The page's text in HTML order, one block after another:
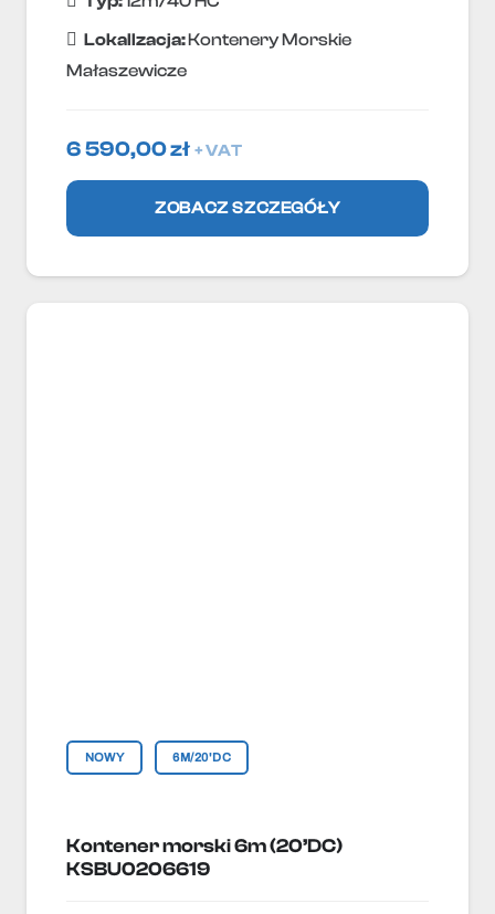
Lokallzacja:Kontenery Morskie
Małaszewicze
6 590,00zł + VAT
ZOBACZ SZCZEGÓŁY
NOWY 6M/20'DC
Kontener morski 6m (20’DC)
KSBU0206619